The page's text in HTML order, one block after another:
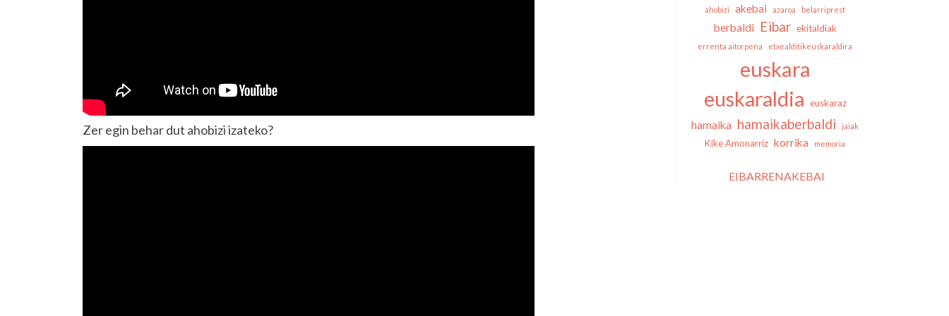
Zer egin behar dut ahobizi izateko?
ahobizi akebai azaroa belarriprest
berbaldi Eibar ekitaldiak
errenta aitorpena etxealditikeuskaraldira
euskara
euskaraldia euskaraz
hamaika hamaikaberbaldi jaiak
Kike Amonarriz korrika memoria
EIBARRENAKEBAI